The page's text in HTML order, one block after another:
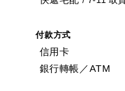
付款方式
信用卡
銀行轉帳／ATM